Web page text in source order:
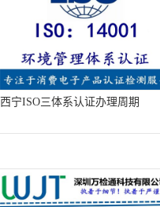
西宁ISO三体系认证办理周期